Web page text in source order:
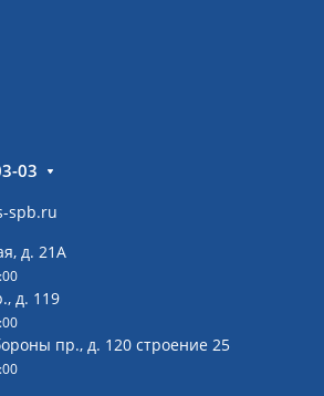
03
spb.ru
д. 21А
д. 119
пр., д. 120 строение 25